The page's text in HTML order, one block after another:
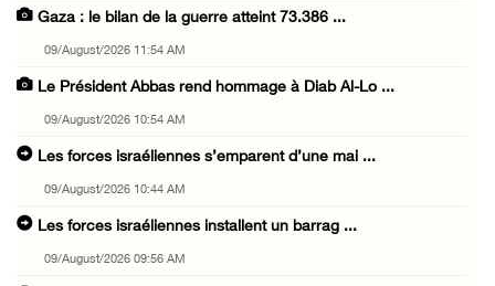
Gaza : le bilan de la guerre atteint 73.386 ...
09/August/2026 11:54 AM
Le Président Abbas rend hommage à Diab Al-Lo ...
09/August/2026 10:54 AM
Les forces israéliennes s’emparent d’une mai ...
09/August/2026 10:44 AM
Les forces israéliennes installent un barrag ...
09/August/2026 09:56 AM